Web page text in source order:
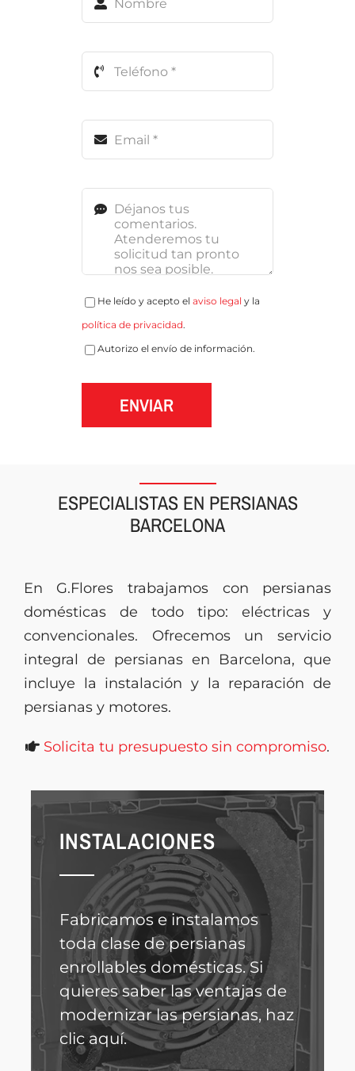
He leído y acepto elaviso legal y la
política de privacidad.
Autorizo el envío de información.
ENVIAR
ESPECIALISTAS EN PERSIANAS
BARCELONA
En G.Flores trabajamos con persianas
domésticas de todo tipo: eléctricas y
convencionales. Ofrecemos un servicio
integral de persianas en Barcelona, que
incluye la instalación y la reparación de
persianas y motores.
Solicita tu presupuesto sin compromiso.
INSTALACIONES
Fabricamos e instalamos
toda clase de persianas
enrollables domésticas. Si
quieres saber las ventajas de
modernizar las persianas, haz
clic aquí.